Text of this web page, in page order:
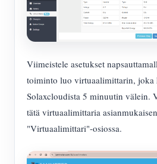
Viimeistele asetukset
toiminto luo virtuaalimittarin, joka
Solaxcloudista 5 minuutin välein.
tätä virtuaalimittaria
"Virtuaalimittari"-osiossa.